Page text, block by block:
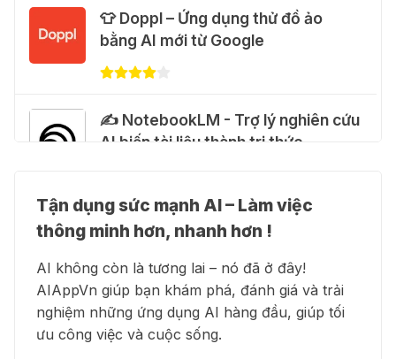
🎁 Hướng dẫn nhận Google Plus 12
tháng miễn phí
Cảnh báo: Xuất hiện script và
hướng dẫn giả mạo giúp "mở khóa"
🍎 Claude for Teachers – chương
15 Thg 07 2026
🎁 Hướng dẫn nhận ChatGPT
Business miễn phí tháng
👕 Doppl – Ứng dụng thử đồ ảo
bằng AI mới từ Google
✍️ NotebookLM - Trợ lý nghiên cứu
AI biến tài liệu thành tri thức
👗 Higgsfield AI – Biến ý tưởng
thành phim chất lượng cao
💻 Blackbox AI - Trợ lý lập trình
thông minh
Tận dụng sức mạnh AI – Làm việc
thông minh hơn, nhanh hơn !
AI không còn là tương lai – nó đã ở đây!
AIAppVn giúp bạn khám phá, đánh giá và trải
nghiệm những ứng dụng AI hàng đầu, giúp tối
ưu công việc và cuộc sống.